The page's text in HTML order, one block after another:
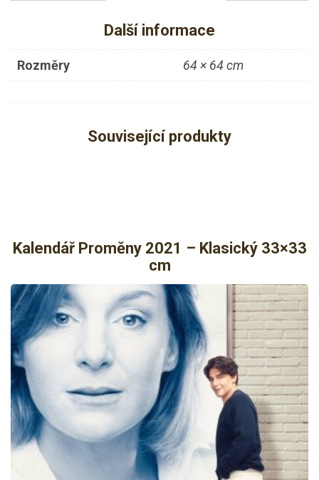
Další informace
Rozměry 64 × 64 cm
Související produkty
Kalendář Proměny 2021 – Klasický 33×33
cm